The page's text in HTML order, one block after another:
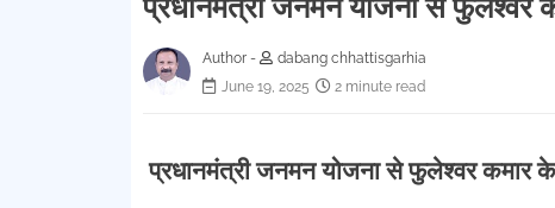
प्रधानमंत्री जनमन योजना से
Author -
dabang chhattisgarhia
June 19, 2025
2 minute read
प्रधानमंत्री जनमन योजना से फुलेश्वर